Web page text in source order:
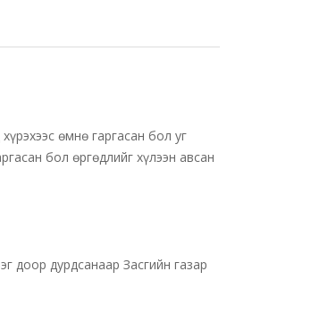
өмнө гаргасан бол уг
бол өргөдлийг хүлээн авсан
доор дурдсанаар Засгийн газар